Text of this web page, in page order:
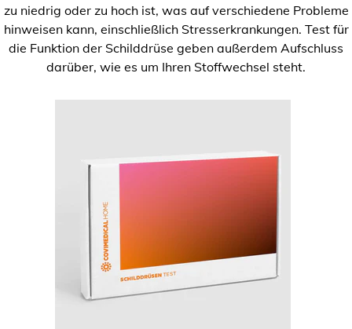
zu niedrig oder zu hoch ist, was auf verschiedene Probleme
hinweisen kann, einschließlich Stresserkrankungen. Test für
die Funktion der Schilddrüse geben außerdem Aufschluss
darüber, wie es um Ihren Stoffwechsel steht.